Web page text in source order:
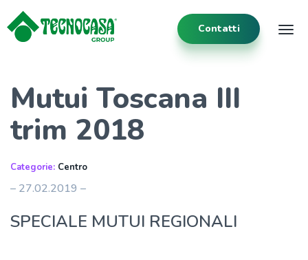
Contatti
Mutui Toscana III
trim 2018
Categorie: Centro
– 27.02.2019 –
SPECIALE MUTUI REGIONALI